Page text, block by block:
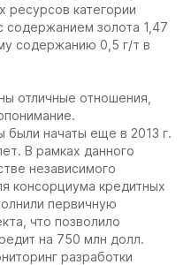
ресурсов категории
содержанием золота 1,47
содержанию 0,5 г/т в
отличные отношения,
были начаты еще в 2013 г.
В рамках данного
независимого
консорциума кредитных
первичную
что позволило
на 750 млн долл.
разработки